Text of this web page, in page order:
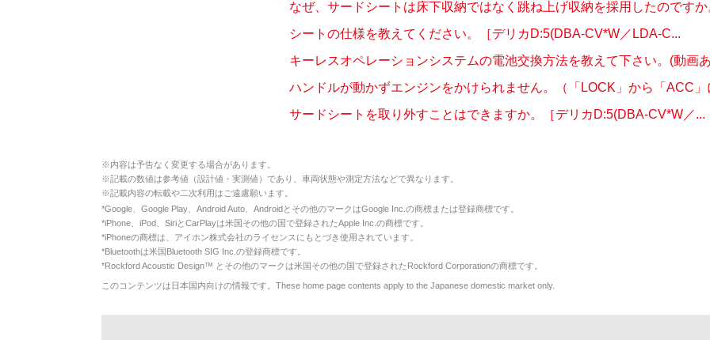
なぜ、サードシートは床下収納ではなく跳ね上げ収納を採用したのですか
シートの仕様を教えてください。［デリカD:5(DBA-CV*W／LDA-C...
キーレスオペレーションシステムの電池交換方法を教えて下さい。(動画
ハンドルが動かずエンジンをかけられません。（「LOCK」から「ACC」
サードシートを取り外すことはできますか。［デリカD:5(DBA-CV*W／...
※内容は予告なく変更する場合があります。
※記載の数値は参考値（設計値・実測値）であり、車両状態や測定方法などで異なります。
※記載内容の転載や二次利用はご遠慮願います。
*Google、Google Play、Android Auto、Androidとその他のマークはGoogle Inc.の商標または登録商標です。
*iPhone、iPod、SiriとCarPlayは米国その他の国で登録されたApple Inc.の商標です。
*iPhoneの商標は、アイホン株式会社のライセンスにもとづき使用されています。
*Bluetoothは米国Bluetooth SIG Inc.の登録商標です。
*Rockford Acoustic Design™ とその他のマークは米国その他の国で登録されたRockford Corporationの商標です。
このコンテンツは日本国内向けの情報です。These home page contents apply to the Japanese domestic market only.